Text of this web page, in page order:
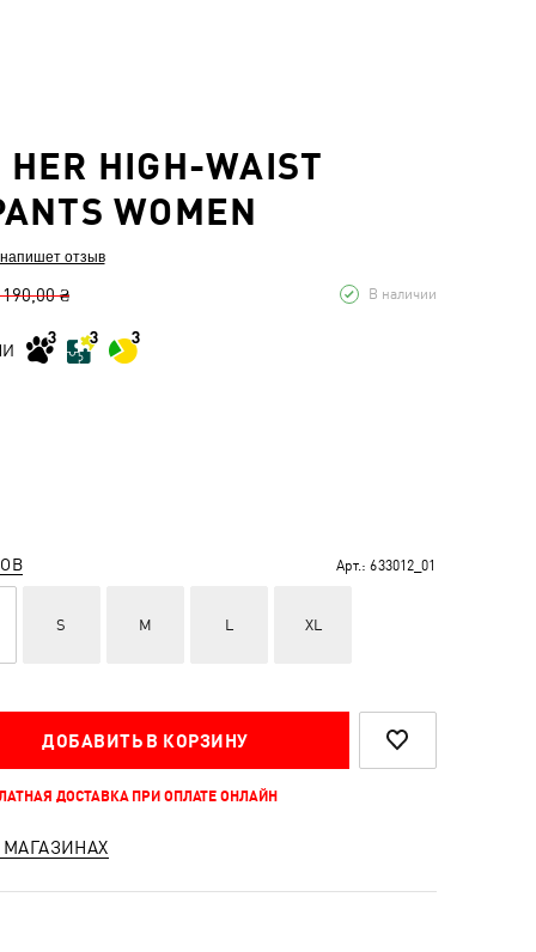
HIGH-WAIST
WOMEN
отзыв
₴ В наличии
Арт.: 633012_01
S M L XL
ДОБАВИТЬ В КОРЗИНУ
ДОСТАВКА ПРИ ОПЛАТЕ ОНЛАЙН